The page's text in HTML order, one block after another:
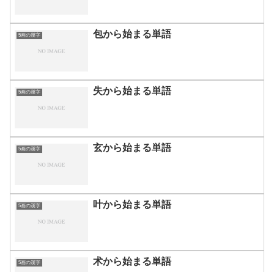
5画の漢字 包から始まる単語
5画の漢字 失から始まる単語
5画の漢字 玄から始まる単語
5画の漢字 叶から始まる単語
5画の漢字 术から始まる単語